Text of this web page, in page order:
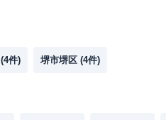
(4件) 堺市堺区 (4件)